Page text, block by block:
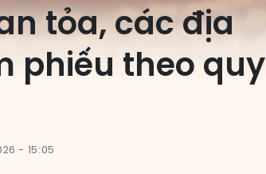
tỏa, các địa
phiếu theo quy
- 15:05